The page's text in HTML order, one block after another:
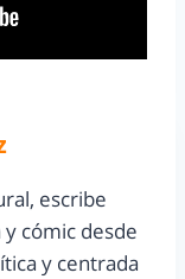
escribe
cómic desde
y centrada